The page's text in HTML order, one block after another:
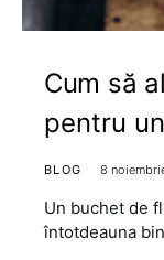
Cum să
pentru
BLOG 8
Un buchet de
întotdeauna